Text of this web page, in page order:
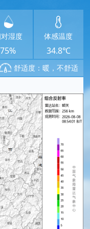
湿度
75%
体感温度
34.8℃
舒适度：暖，不舒适